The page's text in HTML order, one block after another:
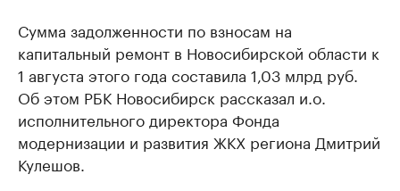
Сумма задолженности по взносам на
капитальный ремонт в Новосибирской области к
1 августа этого года составила 1,03 млрд руб.
Об этом РБК Новосибирск рассказал и.о.
исполнительного директора Фонда
модернизации и развития ЖКХ региона Дмитрий
Кулешов.